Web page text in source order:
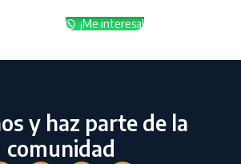
¡Me interesa!
y haz parte de la
comunidad